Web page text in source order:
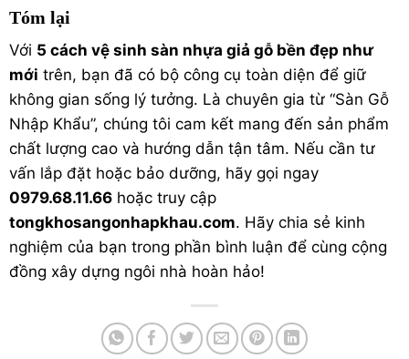
Tóm lại
Với 5 cách vệ sinh sàn nhựa giả gỗ bền đẹp như
mới trên, bạn đã có bộ công cụ toàn diện để giữ
không gian sống lý tưởng. Là chuyên gia từ “Sàn Gỗ
Nhập Khẩu”, chúng tôi cam kết mang đến sản phẩm
chất lượng cao và hướng dẫn tận tâm. Nếu cần tư
vấn lắp đặt hoặc bảo dưỡng, hãy gọi ngay
0979.68.11.66 hoặc truy cập
tongkhosangonhapkhau.com. Hãy chia sẻ kinh
nghiệm của bạn trong phần bình luận để cùng cộng
đồng xây dựng ngôi nhà hoàn hảo!